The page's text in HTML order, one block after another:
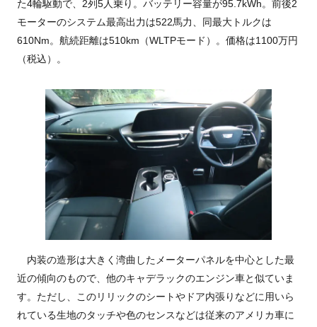
た4輪駆動で、2列5人乗り。バッテリー容量が95.7kWh。前後2
モーターのシステム最高出力は522馬力、同最大トルクは
610Nm。航続距離は510km（WLTPモード）。価格は1100万円
（税込）。
内装の造形は大きく湾曲したメーターパネルを中心とした最
近の傾向のもので、他のキャデラックのエンジン車と似ていま
す。ただし、このリリックのシートやドア内張りなどに用いら
れている生地のタッチや色のセンスなどは従来のアメリカ車に